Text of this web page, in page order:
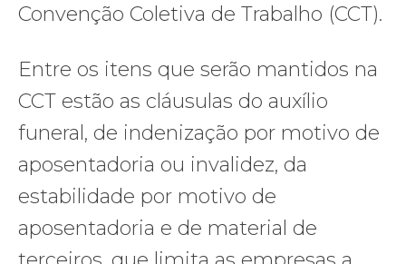
Convenção Coletiva de Trabalho (CCT).
Entre os itens que serão mantidos na
CCT estão as cláusulas do auxílio
funeral, de indenização por motivo de
aposentadoria ou invalidez, da
estabilidade por motivo de
aposentadoria e de material de